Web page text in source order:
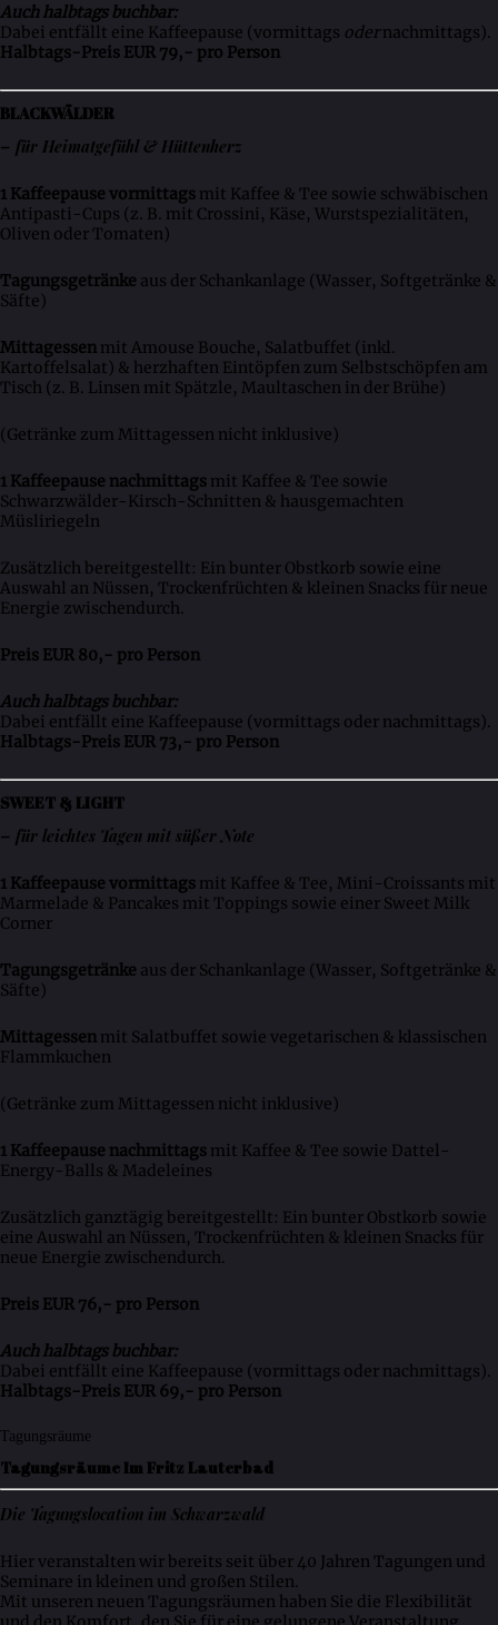
Auch halbtags buchbar:
Dabei entfällt eine Kaffeepause (vormittags odernachmittags).
Halbtags-Preis EUR 79,- pro Person
BLACKWÄLDER
– für Heimatgefühl & Hüttenherz
1 Kaffeepause vormittags mit Kaffee & Tee sowie schwäbischen
Antipasti-Cups (z. B. mit Crossini, Käse, Wurstspezialitäten,
Oliven oder Tomaten)
Tagungsgetränke aus der Schankanlage (Wasser, Softgetränke &
Säfte)
Mittagessen mit Amouse Bouche, Salatbuffet (inkl.
Kartoffelsalat) & herzhaften Eintöpfen zum Selbstschöpfen am
Tisch (z. B. Linsen mit Spätzle, Maultaschen in der Brühe)
(Getränke zum Mittagessen nicht inklusive)
1 Kaffeepause nachmittags mit Kaffee & Tee sowie
Schwarzwälder-Kirsch-Schnitten & hausgemachten
Müsliriegeln
Zusätzlich bereitgestellt: Ein bunter Obstkorb sowie eine
Auswahl an Nüssen, Trockenfrüchten & kleinen Snacks für neue
Energie zwischendurch.
Preis EUR 80,- pro Person
Auch halbtags buchbar:
Dabei entfällt eine Kaffeepause (vormittags oder nachmittags).
Halbtags-Preis EUR 73,- pro Person
SWEET & LIGHT
– für leichtes Tagen mit süßer Note
1 Kaffeepause vormittags mit Kaffee & Tee, Mini-Croissants mit
Marmelade & Pancakes mit Toppings sowie einer Sweet Milk
Corner
Tagungsgetränke aus der Schankanlage (Wasser, Softgetränke &
Säfte)
Mittagessen mit Salatbuffet sowie vegetarischen & klassischen
Flammkuchen
(Getränke zum Mittagessen nicht inklusive)
1 Kaffeepause nachmittags mit Kaffee & Tee sowie Dattel-
Energy-Balls & Madeleines
Zusätzlich ganztägig bereitgestellt: Ein bunter Obstkorb sowie
eine Auswahl an Nüssen, Trockenfrüchten & kleinen Snacks für
neue Energie zwischendurch.
Preis EUR 76,- pro Person
Auch halbtags buchbar:
Dabei entfällt eine Kaffeepause (vormittags oder nachmittags).
Halbtags-Preis EUR 69,- pro Person
Tagungsräume
Tagungsräume Im Fritz Lauterbad
Die Tagungslocation im Schwarzwald
Hier veranstalten wir bereits seit über 40 Jahren Tagungen und
Seminare in kleinen und großen Stilen.
Mit unseren neuen Tagungsräumen haben Sie die Flexibilität